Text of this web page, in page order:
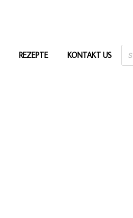
REZEPTE KONTAKT US